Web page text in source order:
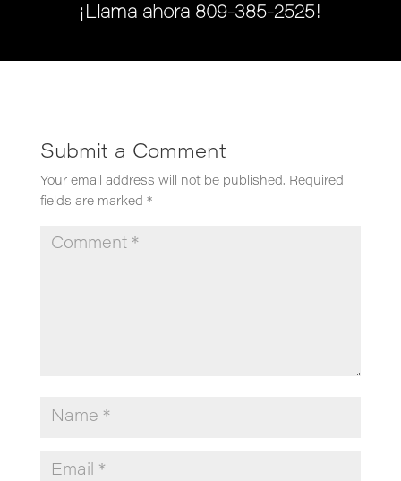
¡Llama ahora 809-385-2525!
Submit a Comment
Your email address will not be published. Required
fields are marked *